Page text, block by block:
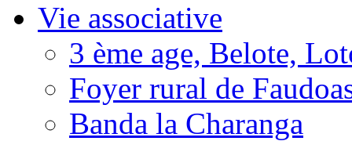
Vie associative
3 ème age, Belote,
Foyer rural de
Banda la Charanga